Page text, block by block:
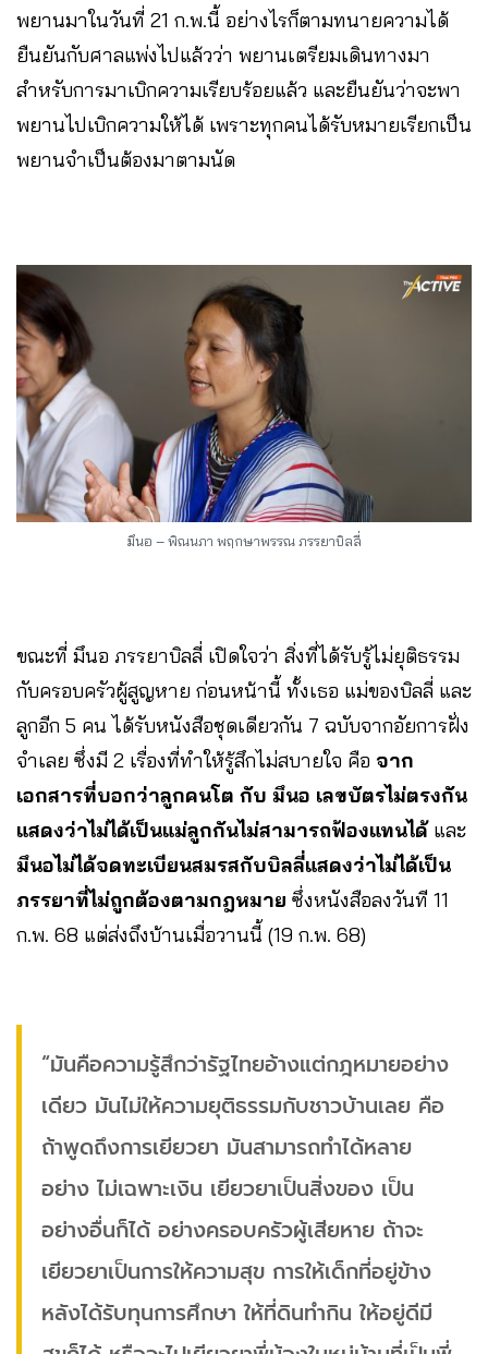
พยานมาในวันที่ 21 ก.พ.นี้ อย่างไรก็ตามทนายความได้
ยืนยันกับศาลแพ่งไปแล้วว่า พยานเตรียมเดินทางมา
สำหรับการมาเบิกความเรียบร้อยแล้ว และยืนยันว่าจะพา
พยานไปเบิกความให้ได้ เพราะทุกคนได้รับหมายเรียกเป็น
พยานจำเป็นต้องมาตามนัด
มึนอ – พิณนภา พฤกษาพรรณ ภรรยาบิลลี่
ขณะที่ มึนอ ภรรยาบิลลี่ เปิดใจว่า สิ่งที่ได้รับรู้ไม่ยุติธรรม
กับครอบครัวผู้สูญหาย ก่อนหน้านี้ ทั้งเธอ แม่ของบิลลี่ และ
ลูกอีก 5 คน ได้รับหนังสือชุดเดียวกัน 7 ฉบับจากอัยการฝั่ง
จำเลย ซึ่งมี 2 เรื่องที่ทำให้รู้สึกไม่สบายใจ คือ จาก
เอกสารที่บอกว่าลูกคนโต กับ มึนอ เลขบัตรไม่ตรงกัน
แสดงว่าไม่ได้เป็นแม่ลูกกันไม่สามารถฟ้องแทนได้และ
มึนอไม่ได้จดทะเบียนสมรสกับบิลลี่แสดงว่าไม่ได้เป็น
ภรรยาที่ไม่ถูกต้องตามกฎหมาย ซึ่งหนังสือลงวันที 11
ก.พ. 68 แต่ส่งถึงบ้านเมื่อวานนี้ (19 ก.พ. 68)
“มันคือความรู้สึกว่ารัฐไทยอ้างแต่กฎหมายอย่าง
เดียว มันไม่ให้ความยุติธรรมกับชาวบ้านเลย คือ
ถ้าพูดถึงการเยียวยา มันสามารถทำได้หลาย
อย่าง ไม่เฉพาะเงิน เยียวยาเป็นสิ่งของ เป็น
อย่างอื่นก็ได้ อย่างครอบครัวผู้เสียหาย ถ้าจะ
เยียวยาเป็นการให้ความสุข การให้เด็กที่อยู่ข้าง
หลังได้รับทุนการศึกษา ให้ที่ดินทำกิน ให้อยู่ดีมี